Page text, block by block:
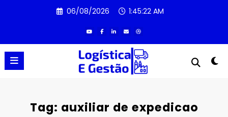
06/08/2026 1:45:22 AM
Tag: auxiliar de expedicao